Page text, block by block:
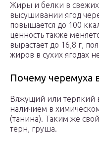
Жиры и белки в свежих
высушивании ягод
повышается до 100
ценность также
вырастает до 16,8 г,
жиров в сухих ягодах
Почему черемуха
Вяжущий или терпкий
наличием в
(танина). Таким же
терн, груша.